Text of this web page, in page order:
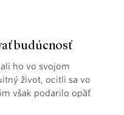
budúcnosť
ho vo svojom
život, ocitli sa vo
však podarilo opäť